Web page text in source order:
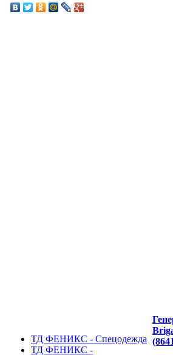
ТД ФЕНИКС - Спецодежда
ТД ФЕНИКС -